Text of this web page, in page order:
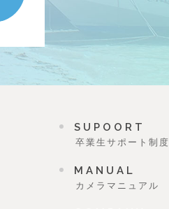
SUPOORT
卒業生サポート制度
MANUAL
カメラマニュアル